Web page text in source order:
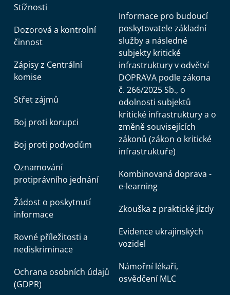
Stížnosti
Dozorová a kontrolní
činnost
Zápisy z Centrální
komise
Střet zájmů
Boj proti korupci
Boj proti podvodům
Oznamování
protiprávního jednání
Žádost o poskytnutí
informace
Rovné příležitosti a
nediskriminace
Ochrana osobních údajů
(GDPR)
Informace pro budoucí
poskytovatele základní
služby a následné
subjekty kritické
infrastruktury v odvětví
DOPRAVA podle zákona
č. 266/2025 Sb., o
odolnosti subjektů
kritické infrastruktury a o
změně souvisejících
zákonů (zákon o kritické
infrastruktuře)
Kombinovaná doprava -
e-learning
Zkouška z praktické jízdy
Evidence ukrajinských
vozidel
Námořní lékaři,
osvědčení MLC